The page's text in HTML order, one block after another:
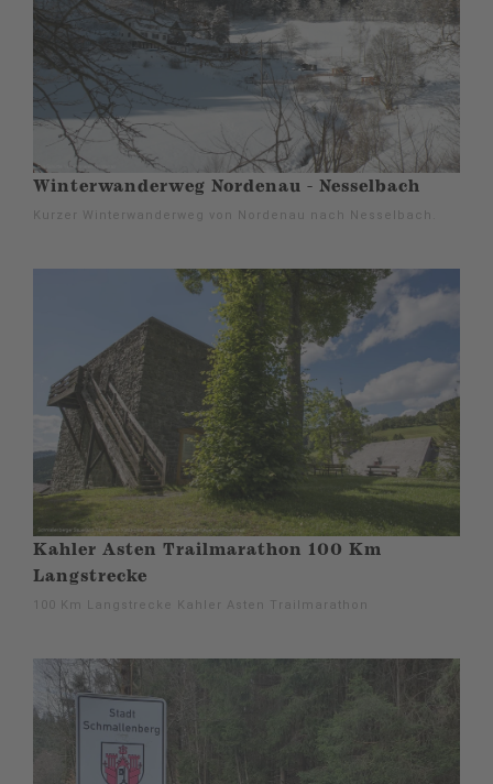
Winterwanderweg Nordenau - Nesselbach
Kurzer Winterwanderweg von Nordenau nach Nesselbach.
Kahler Asten Trailmarathon 100 Km
Langstrecke
100 Km Langstrecke Kahler Asten Trailmarathon